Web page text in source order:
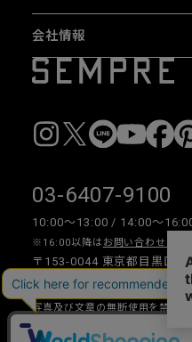
会社情報
03-6407-9100
10:00〜13:00 / 14:00〜
※16:00以降は お問い合わせフォ
〒153-0044 東京都目黒区
写真及び文章の無断使用を禁じま
Copyright © 2026 SEMPRE